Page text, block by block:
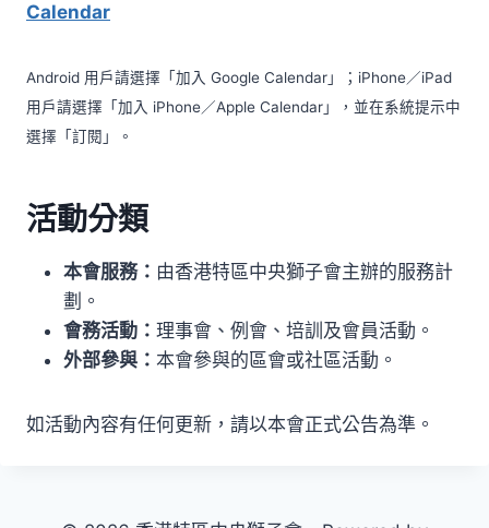
Calendar
Android 用戶請選擇「加入 Google Calendar」；iPhone／iPad
用戶請選擇「加入 iPhone／Apple Calendar」，並在系統提示中
選擇「訂閱」。
活動分類
本會服務： 由香港特區中央獅子會主辦的服務計
劃。
會務活動： 理事會、例會、培訓及會員活動。
外部參與： 本會參與的區會或社區活動。
如活動內容有任何更新，請以本會正式公告為準。